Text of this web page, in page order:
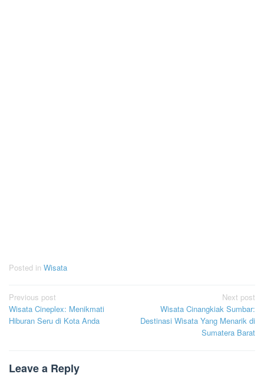
Posted in Wisata
Post
navigation
Previous post
Wisata Cineplex: Menikmati
Hiburan Seru di Kota Anda
Next post
Wisata Cinangkiak Sumbar:
Destinasi Wisata Yang Menarik di
Sumatera Barat
Leave a Reply